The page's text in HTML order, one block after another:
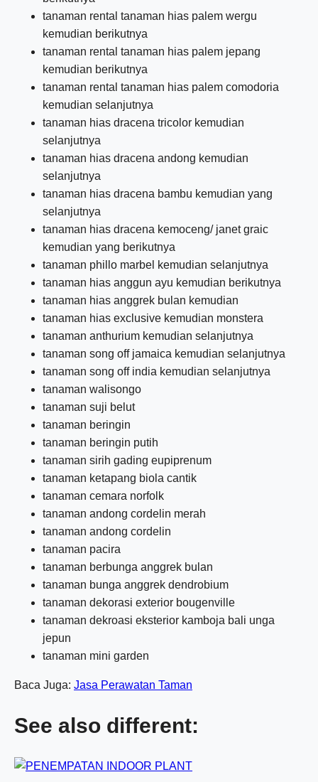
tanaman rental tanaman hias palem wergu
kemudian berikutnya
tanaman rental tanaman hias palem jepang
kemudian berikutnya
tanaman rental tanaman hias palem comodoria
kemudian selanjutnya
tanaman hias dracena tricolor kemudian
selanjutnya
tanaman hias dracena andong kemudian
selanjutnya
tanaman hias dracena bambu kemudian yang
selanjutnya
tanaman hias dracena kemoceng/ janet graic
kemudian yang berikutnya
tanaman phillo marbel kemudian selanjutnya
tanaman hias anggun ayu kemudian berikutnya
tanaman hias anggrek bulan kemudian
tanaman hias exclusive kemudian monstera
tanaman anthurium kemudian selanjutnya
tanaman song off jamaica kemudian selanjutnya
tanaman song off india kemudian selanjutnya
tanaman walisongo
tanaman suji belut
tanaman beringin
tanaman beringin putih
tanaman sirih gading eupiprenum
tanaman ketapang biola cantik
tanaman cemara norfolk
tanaman andong cordelin merah
tanaman andong cordelin
tanaman pacira
tanaman berbunga anggrek bulan
tanaman bunga anggrek dendrobium
tanaman dekorasi exterior bougenville
tanaman dekroasi eksterior kamboja bali unga
jepun
tanaman mini garden
Baca Juga: Jasa Perawatan Taman
See also different: